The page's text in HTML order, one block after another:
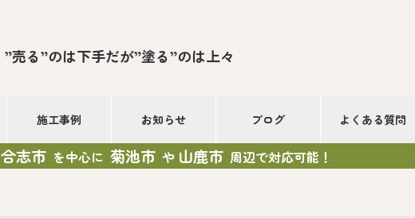
”売る”のは下手だが”塗る”のは上々
施工事例 お知らせ ブログ よくある質問
合志市 を中心に 菊池市 や 山鹿市 周辺で対応可能！